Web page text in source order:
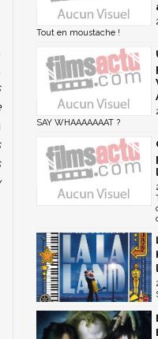
Tout en moustache !
SAY WHAAAAAAAT ?